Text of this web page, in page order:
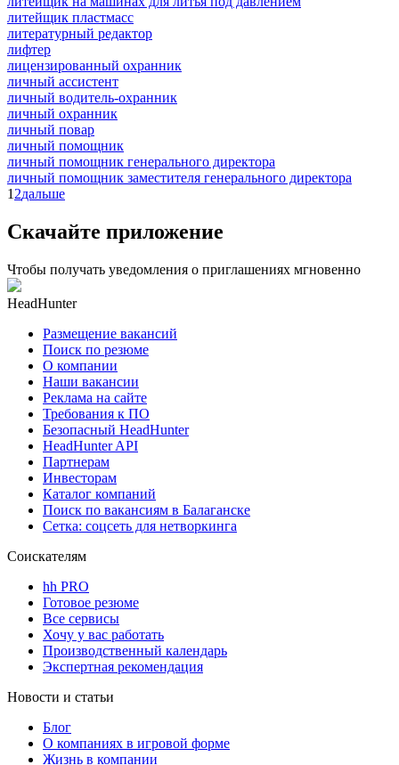
литейщик пластмасс
литературный редактор
лифтер
лицензированный охранник
личный ассистент
личный водитель-охранник
личный охранник
личный повар
личный помощник
личный помощник генерального директора
личный помощник заместителя генерального директора
1 2дальше
Скачайте приложение
Чтобы получать уведомления о приглашениях мгновенно
HeadHunter
Размещение вакансий
Поиск по резюме
О компании
Наши вакансии
Реклама на сайте
Требования к ПО
Безопасный HeadHunter
HeadHunter API
Партнерам
Инвесторам
Каталог компаний
Поиск по вакансиям в Балаганске
Сетка: соцсеть для нетворкинга
Соискателям
hh PRO
Готовое резюме
Все сервисы
Хочу у вас работать
Производственный календарь
Экспертная рекомендация
Новости и статьи
Блог
О компаниях в игровой форме
Жизнь в компании